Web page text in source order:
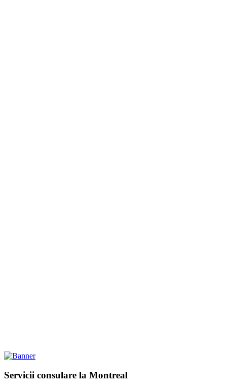
Servicii consulare la Montreal